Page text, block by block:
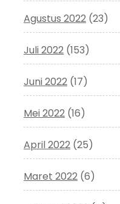
Agustus 2022 (23)
Juli 2022 (153)
Juni 2022 (17)
Mei 2022 (16)
April 2022 (25)
Maret 2022 (6)